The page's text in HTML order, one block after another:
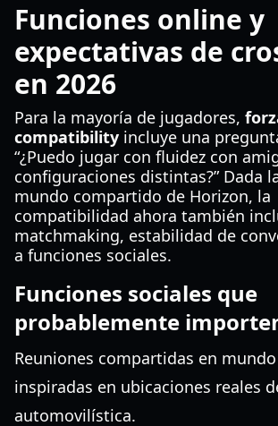
Funciones online y
expectativas de
en 2026
Para la mayoría de jugadores,
compatibility incluye una
“¿Puedo jugar con fluidez con
configuraciones distintas?” Dada
mundo compartido de Horizon, la
compatibilidad ahora también
matchmaking, estabilidad de
a funciones sociales.
Funciones sociales que
probablemente
Reuniones compartidas en
inspiradas en ubicaciones reales
automovilística.